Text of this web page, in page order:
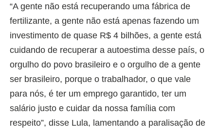
“A gente não está recuperando uma fábrica de
fertilizante, a gente não está apenas fazendo um
investimento de quase R$ 4 bilhões, a gente está
cuidando de recuperar a autoestima desse país, o
orgulho do povo brasileiro e o orgulho de a gente
ser brasileiro, porque o trabalhador, o que vale
para nós, é ter um emprego garantido, ter um
salário justo e cuidar da nossa família com
respeito”, disse Lula, lamentando a paralisação de